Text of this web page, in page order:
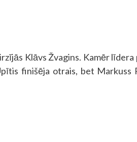
Klāvs Žvagins. Kamēr līdera
finišēja otrais, bet Markuss